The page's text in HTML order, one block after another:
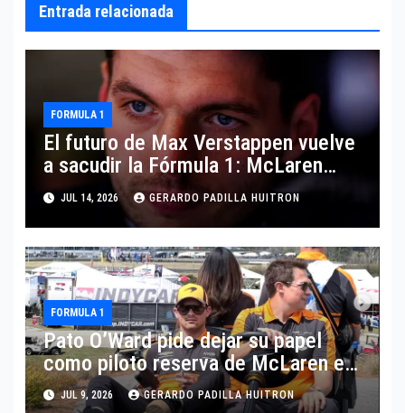
Entrada relacionada
FORMULA 1
El futuro de Max Verstappen vuelve
a sacudir la Fórmula 1: McLaren
aparece como posible destino
JUL 14, 2026 GERARDO PADILLA HUITRON
FORMULA 1
Pato O’Ward pide dejar su papel
como piloto reserva de McLaren en
Fórmula 1
JUL 9, 2026 GERARDO PADILLA HUITRON